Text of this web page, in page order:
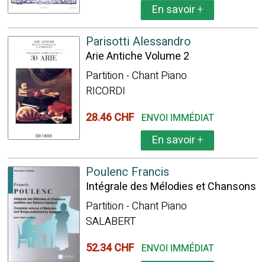
En savoir+
Parisotti Alessandro
Arie Antiche Volume 2
Partition - Chant Piano
RICORDI
28.46 CHF ENVOI IMMÉDIAT
En savoir+
Poulenc Francis
Intégrale des Mélodies et Chansons
Partition - Chant Piano
SALABERT
52.34 CHF ENVOI IMMÉDIAT